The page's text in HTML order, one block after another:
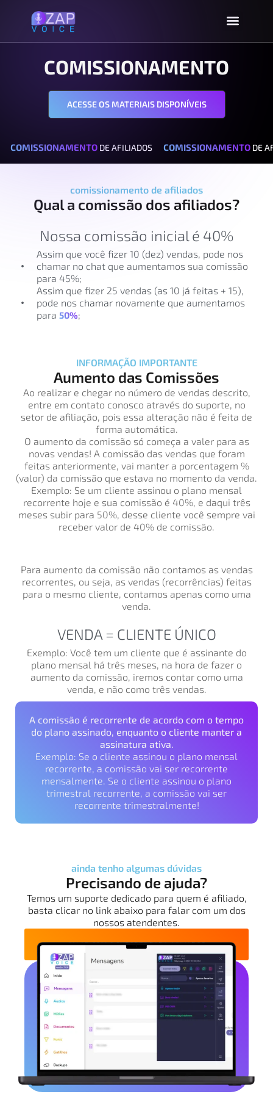
COMISSIONAMENTO
ACESSE OS MATERIAIS DISPONÍVEIS
COMISSIONAMENTO DE AFILIADOSCOMISSIONAMENTO DE
comissionamento de afiliados
Qual a comissão dos afiliados?
Nossa comissão inicial é 40%
Assim que você fizer 10 (dez) vendas, pode nos
chamar no chat que aumentamos sua comissão
para 45%;
Assim que fizer 25 vendas (as 10 já feitas + 15),
pode nos chamar novamente que aumentamos
para 50%;
INFORMAÇÃO IMPORTANTE
Aumento das Comissões
Ao realizar e chegar no número de vendas descrito,
entre em contato conosco através do suporte, no
setor de afiliação, pois essa alteração não é feita de
forma automática.
O aumento da comissão só começa a valer para as
novas vendas! A comissão das vendas que foram
feitas anteriormente, vai manter a porcentagem %
(valor) da comissão que estava no momento da venda.
Exemplo: Se um cliente assinou o plano mensal
recorrente hoje e sua comissão é 40%, e daqui três
meses subir para 50%, desse cliente você sempre vai
receber valor de 40% de comissão.
Para aumento da comissão não contamos as vendas
recorrentes, ou seja, as vendas (recorrências) feitas
para o mesmo cliente, contamos apenas como uma
venda.
VENDA = CLIENTE ÚNICO
Exemplo: Você tem um cliente que é assinante do
plano mensal há três meses, na hora de fazer o
aumento da comissão, iremos contar como uma
venda, e não como três vendas.
A comissão é recorrente de acordo com o tempo
do plano assinado, enquanto o cliente manter a
assinatura ativa.
Exemplo: Se o cliente assinou o plano mensal
recorrente, a comissão vai ser recorrente
mensalmente. Se o cliente assinou o plano
trimestral recorrente, a comissão vai ser
recorrente trimestralmente!
ainda tenho algumas dúvidas
Precisando de ajuda?
Temos um suporte dedicado para quem é afiliado,
basta clicar no link abaixo para falar com um dos
nossos atendentes.
FALAR COM O SUPORTE PARA AFILIADOS